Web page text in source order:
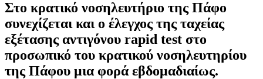
Στο κρατικό νοσηλευτήριο της Πάφο
συνεχίζεται και ο έλεγχος της ταχείας
εξέτασης αντιγόνου rapid test στο
προσωπικό του κρατικού νοσηλευτηρίου
της Πάφου μια φορά εβδομαδιαίως.